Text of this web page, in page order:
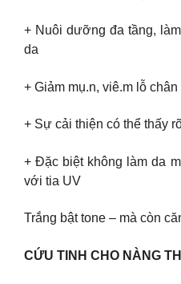
+ Nuôi dưỡng đa tầng,
da
+ Giảm mụ.n, viê.m lỗ chân
+ Sự cải thiện có thể thấy
+ Đặc biệt không làm da
với tia UV
Trắng bật tone – mà còn
CỨU TINH CHO NÀNG